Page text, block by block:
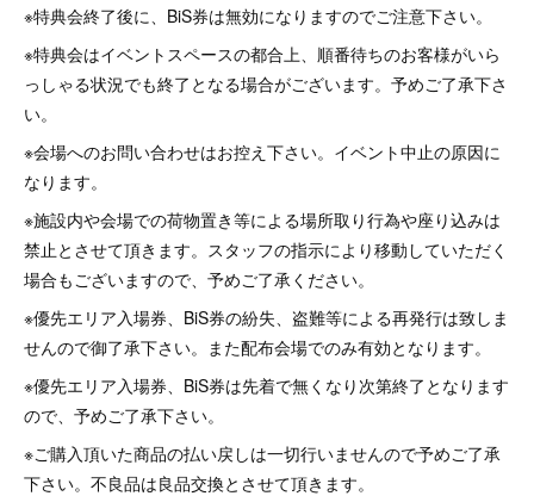
※特典会終了後に、BiS券は無効になりますのでご注意下さい。
※特典会はイベントスペースの都合上、順番待ちのお客様がいら
っしゃる状況でも終了となる場合がございます。予めご了承下さ
い。
※会場へのお問い合わせはお控え下さい。イベント中止の原因に
なります。
※施設内や会場での荷物置き等による場所取り行為や座り込みは
禁止とさせて頂きます。スタッフの指示により移動していただく
場合もございますので、予めご了承ください。
※優先エリア入場券、BiS券の紛失、盗難等による再発行は致しま
せんので御了承下さい。また配布会場でのみ有効となります。
※優先エリア入場券、BiS券は先着で無くなり次第終了となります
ので、予めご了承下さい。
※ご購入頂いた商品の払い戻しは一切行いませんので予めご了承
下さい。不良品は良品交換とさせて頂きます。